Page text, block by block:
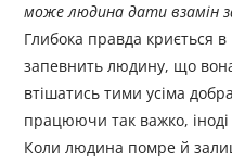
може людина дати взамін
Глибока правда криється
запевнить людину, що
втішатись тими усіма
працюючи так важко,
Коли людина помре й